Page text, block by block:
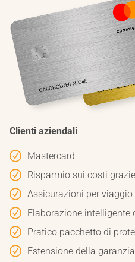
Clienti aziendali
Mastercard
Risparmio sui costi
Assicurazioni per
Elaborazione intelligente
Pratico pacchetto di
Estensione della